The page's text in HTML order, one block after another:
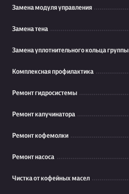
Замена модуля управления
Замена тена
Замена уплотнительного кольца группы
Комплексная профилактика
Ремонт гидросистемы
Ремонт капучинатора
Ремонт кофемолки
Ремонт насоса
Чистка от кофейных масел